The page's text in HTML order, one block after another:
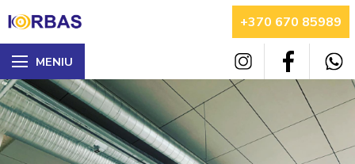
+370 670 85989
MENIU